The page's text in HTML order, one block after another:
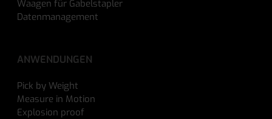
Waagen für Gabelstapler
Datenmanagement
ANWENDUNGEN
Pick by Weight
Measure in Motion
Explosion proof